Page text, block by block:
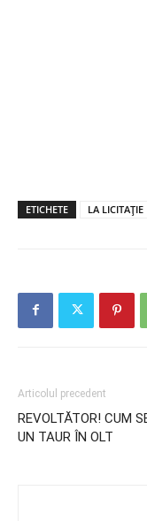
ETICHETE LA LICITAȚIE
Articolul precedent
REVOLTĂTOR! CUM
UN TAUR ÎN OLT